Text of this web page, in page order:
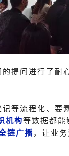
提问进行了耐
等流程化、要
机构等数据都能
链广播，让业